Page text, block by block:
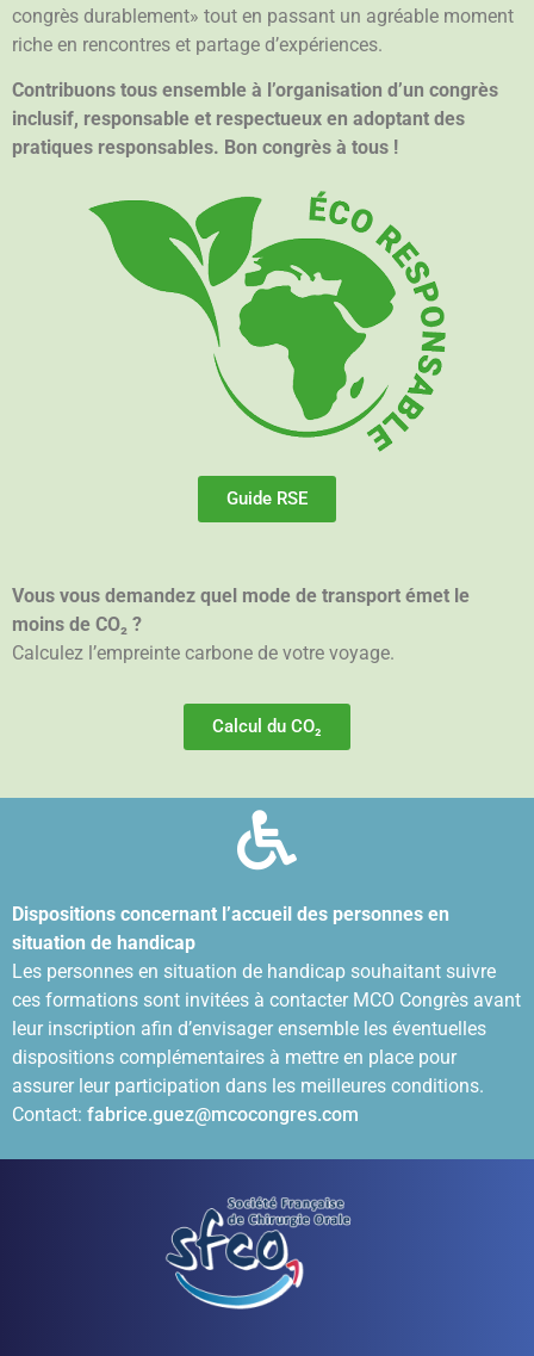
congrès durablement» tout en passant un agréable moment
riche en rencontres et partage d’expériences.
Contribuons tous ensemble à l’organisation d’un congrès
inclusif, responsable et respectueux en adoptant des
pratiques responsables. Bon congrès à tous !
Guide RSE
Vous vous demandez quel mode de transport émet le
moins de CO₂ ?
Calculez l’empreinte carbone de votre voyage.
Calcul du CO₂
Dispositions concernant l’accueil des personnes en
situation de handicap
Les personnes en situation de handicap souhaitant suivre
ces formations sont invitées à contacter MCO Congrès avant
leur inscription afin d’envisager ensemble les éventuelles
dispositions complémentaires à mettre en place pour
assurer leur participation dans les meilleures conditions.
Contact: fabrice.guez@mcocongres.com